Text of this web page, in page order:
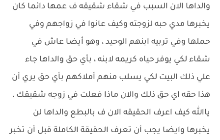
والداها الان السبب في شقاء شقيقه ف عمها دائما كان
يخبرها مدي حبه لزوجته وكيف عانوا في زواجهم وفي
حملها وفي تربيه ابنهم الوحيد ، وهو أيضا عاش في
شقاء لكي يوفر حياه كريمه لابنه ، بأي حق والداها جاء
علي ذلك البيت لكي يسلب منهم أملاكهم بأي حق يري أن
هذا حقه اي حق ذلك والان ماذا فعلت في زوجه شقيقك ،
ياالله كيف اعرف الحقيقه الان ف بالبطع والداها لن
يخبرها وايضا يجب أن تعرف الحقيقة الكاملة قبل أن تخبر